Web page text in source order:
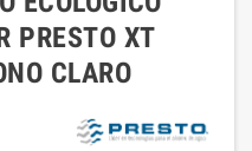
PRESTO XT
CLARO